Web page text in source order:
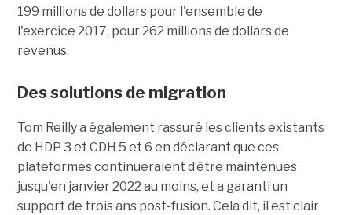
199 millions de dollars pour l'ensemble de
l'exercice 2017, pour 262 millions de dollars de
revenus.
Des solutions de migration
Tom Reilly a également rassuré les clients existants
de HDP 3 et CDH 5 et 6 en déclarant que ces
plateformes continueraient d’être maintenues
jusqu'en janvier 2022 au moins, et a garanti un
support de trois ans post-fusion. Cela dit, il est clair